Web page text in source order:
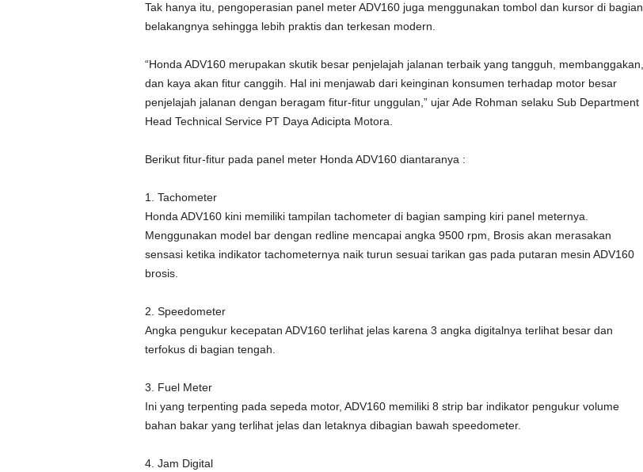
Tak hanya itu, pengoperasian panel meter ADV160 juga menggunakan tombol dan kursor di bagian
belakangnya sehingga lebih praktis dan terkesan modern.
“Honda ADV160 merupakan skutik besar penjelajah jalanan terbaik yang tangguh, membanggakan,
dan kaya akan fitur canggih. Hal ini menjawab dari keinginan konsumen terhadap motor besar
penjelajah jalanan dengan beragam fitur-fitur unggulan,” ujar Ade Rohman selaku Sub Department
Head Technical Service PT Daya Adicipta Motora.
Berikut fitur-fitur pada panel meter Honda ADV160 diantaranya :
1. Tachometer
Honda ADV160 kini memiliki tampilan tachometer di bagian samping kiri panel meternya.
Menggunakan model bar dengan redline mencapai angka 9500 rpm, Brosis akan merasakan
sensasi ketika indikator tachometernya naik turun sesuai tarikan gas pada putaran mesin ADV160
brosis.
2. Speedometer
Angka pengukur kecepatan ADV160 terlihat jelas karena 3 angka digitalnya terlihat besar dan
terfokus di bagian tengah.
3. Fuel Meter
Ini yang terpenting pada sepeda motor, ADV160 memiliki 8 strip bar indikator pengukur volume
bahan bakar yang terlihat jelas dan letaknya dibagian bawah speedometer.
4. Jam Digital